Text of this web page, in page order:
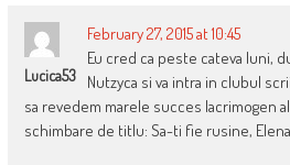
Lucica53
February 27, 2015 at 10:45
Eu cred ca peste cateva luni,
Nutzyca si va intra in clubul
sa revedem marele succes lacrimogen
schimbare de titlu: Sa-ti fie rusine,